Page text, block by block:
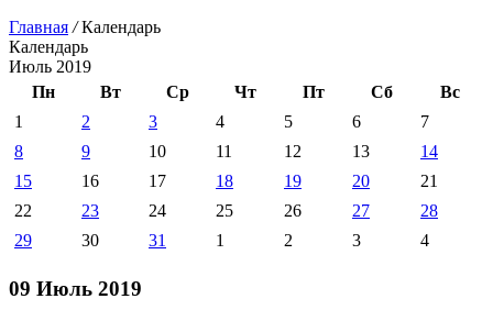
Главная /Календарь
Календарь
Июль 2019
Пн
Вт Ср Чт Пт Сб
Вс
1
2 3 4 5 6
7
8
9 10 11 12 13
14
15
16 17 18 19 20
21
22
23 24 25 26 27
28
29
30 31 1 2 3 4
09 Июль 2019